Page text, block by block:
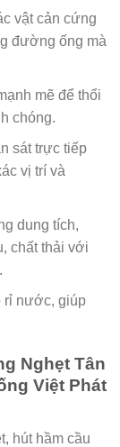
vật cản cứng
đường ống mà
mẽ để thổi
chóng.
sát trực tiếp
vị trí và
dung tích,
chất thải với
rỉ nước, giúp
Nghẹt Tân
Việt Phát
hút hầm cầu